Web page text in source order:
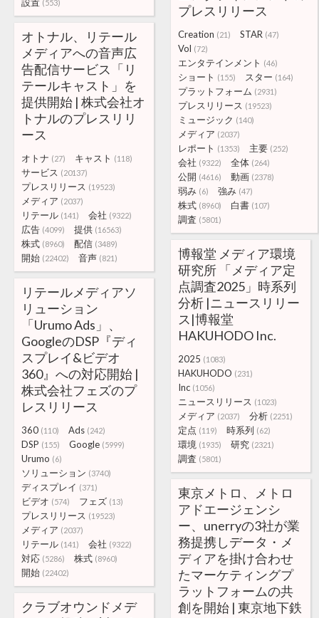
(553)
プレスリリース
Creation (21) STAR (47)
Vol (72)
エンタテインメント (46)
ショート (155) スター (164)
プラットフォーム (2931)
プレスリリース (19523)
ミュージック (140)
メディア (2037)
レポート (1353) 主要 (252)
会社 (9322) 全体 (264)
公開 (4616) 動画 (2378)
弱み (6) 強み (47)
株式 (8960) 白書 (107)
調査 (5801)
オトナル、リテール
メディアへの音声広
告配信サービス「リ
テールキャスト」を
提供開始 | 株式会社オ
トナルのプレスリリ
ース
オトナ (27) キャスト (118)
サービス (20137)
プレスリリース (19523)
メディア (2037)
リテール (141) 会社 (9322)
広告 (4099) 提供 (16563)
株式 (8960) 配信 (3489)
開始 (22402) 音声 (821)
博報堂 メディア環境
研究所 「メディア定
点調査2025」時系列
分析 |ニュースリリー
ス|博報堂
HAKUHODO Inc.
2025 (1083)
HAKUHODO (231)
Inc (1056)
ニュースリリース (1023)
メディア (2037) 分析 (2251)
定点 (119) 時系列 (62)
環境 (1935) 研究 (2321)
調査 (5801)
リテールメディアソ
リューション
「Urumo Ads」、
GoogleのDSP『ディ
スプレイ&ビデオ
360』への対応開始 |
株式会社フェズのプ
レスリリース
360 (110) Ads (242)
DSP (155) Google (5999)
Urumo (6)
ソリューション (3740)
ディスプレイ (371)
ビデオ (574) フェズ (13)
プレスリリース (19523)
メディア (2037)
リテール (141) 会社 (9322)
対応 (5286) 株式 (8960)
開始 (22402)
東京メトロ、メトロ
アドエージェンシ
ー、unerryの3社が業
務提携しデータ・メ
ディアを掛け合わせ
たマーケティングプ
ラットフォームの共
創を開始 | 東京地下鉄
クラブオウンドメデ